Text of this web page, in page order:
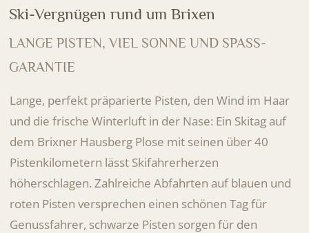
Ski-Vergnügen rund um Brixen
LANGE PISTEN, VIEL SONNE UND SPASS-
GARANTIE
Lange, perfekt präparierte Pisten, den Wind im Haar
und die frische Winterluft in der Nase: Ein Skitag auf
dem Brixner Hausberg Plose mit seinen über 40
Pistenkilometern lässt Skifahrerherzen
höherschlagen. Zahlreiche Abfahrten auf blauen und
roten Pisten versprechen einen schönen Tag für
Genussfahrer, schwarze Pisten sorgen für den